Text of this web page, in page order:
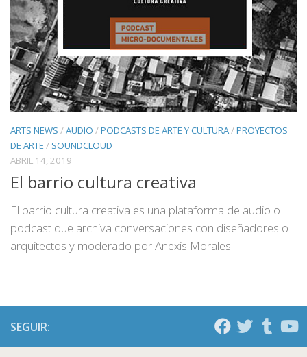
ARTS NEWS /AUDIO /PODCASTS DE ARTE Y CULTURA/PROYECTOS
DE ARTE / SOUNDCLOUD
ABRIL 14, 2019
El barrio cultura creativa
El barrio cultura creativa es una plataforma de audio o
podcast que archiva conversaciones con diseñadores o
arquitectos y moderado por Anexis Morales
SEGUIR: